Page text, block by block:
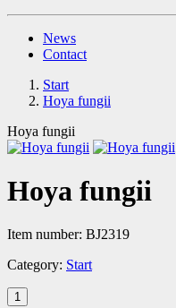
News
Contact
Start
Hoya fungii
Hoya fungii
Hoya fungii
Item number: BJ2319
Category: Start